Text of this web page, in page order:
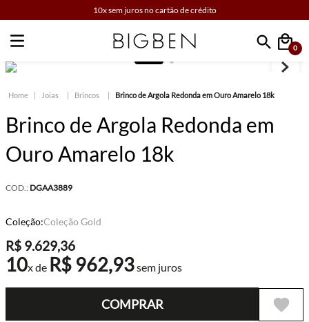
10x sem juros no cartão de crédito
Faça sua busca
0
Joias Brincos Brinco de Argola Redonda em Ouro Amarelo 18k
Brinco de Argola Redonda em
Ouro Amarelo 18k
COD.: DGAA3889
Coleção:Coleção Gold
R$ 9.629,36
10x de R$ 962,93sem juros
COMPRAR